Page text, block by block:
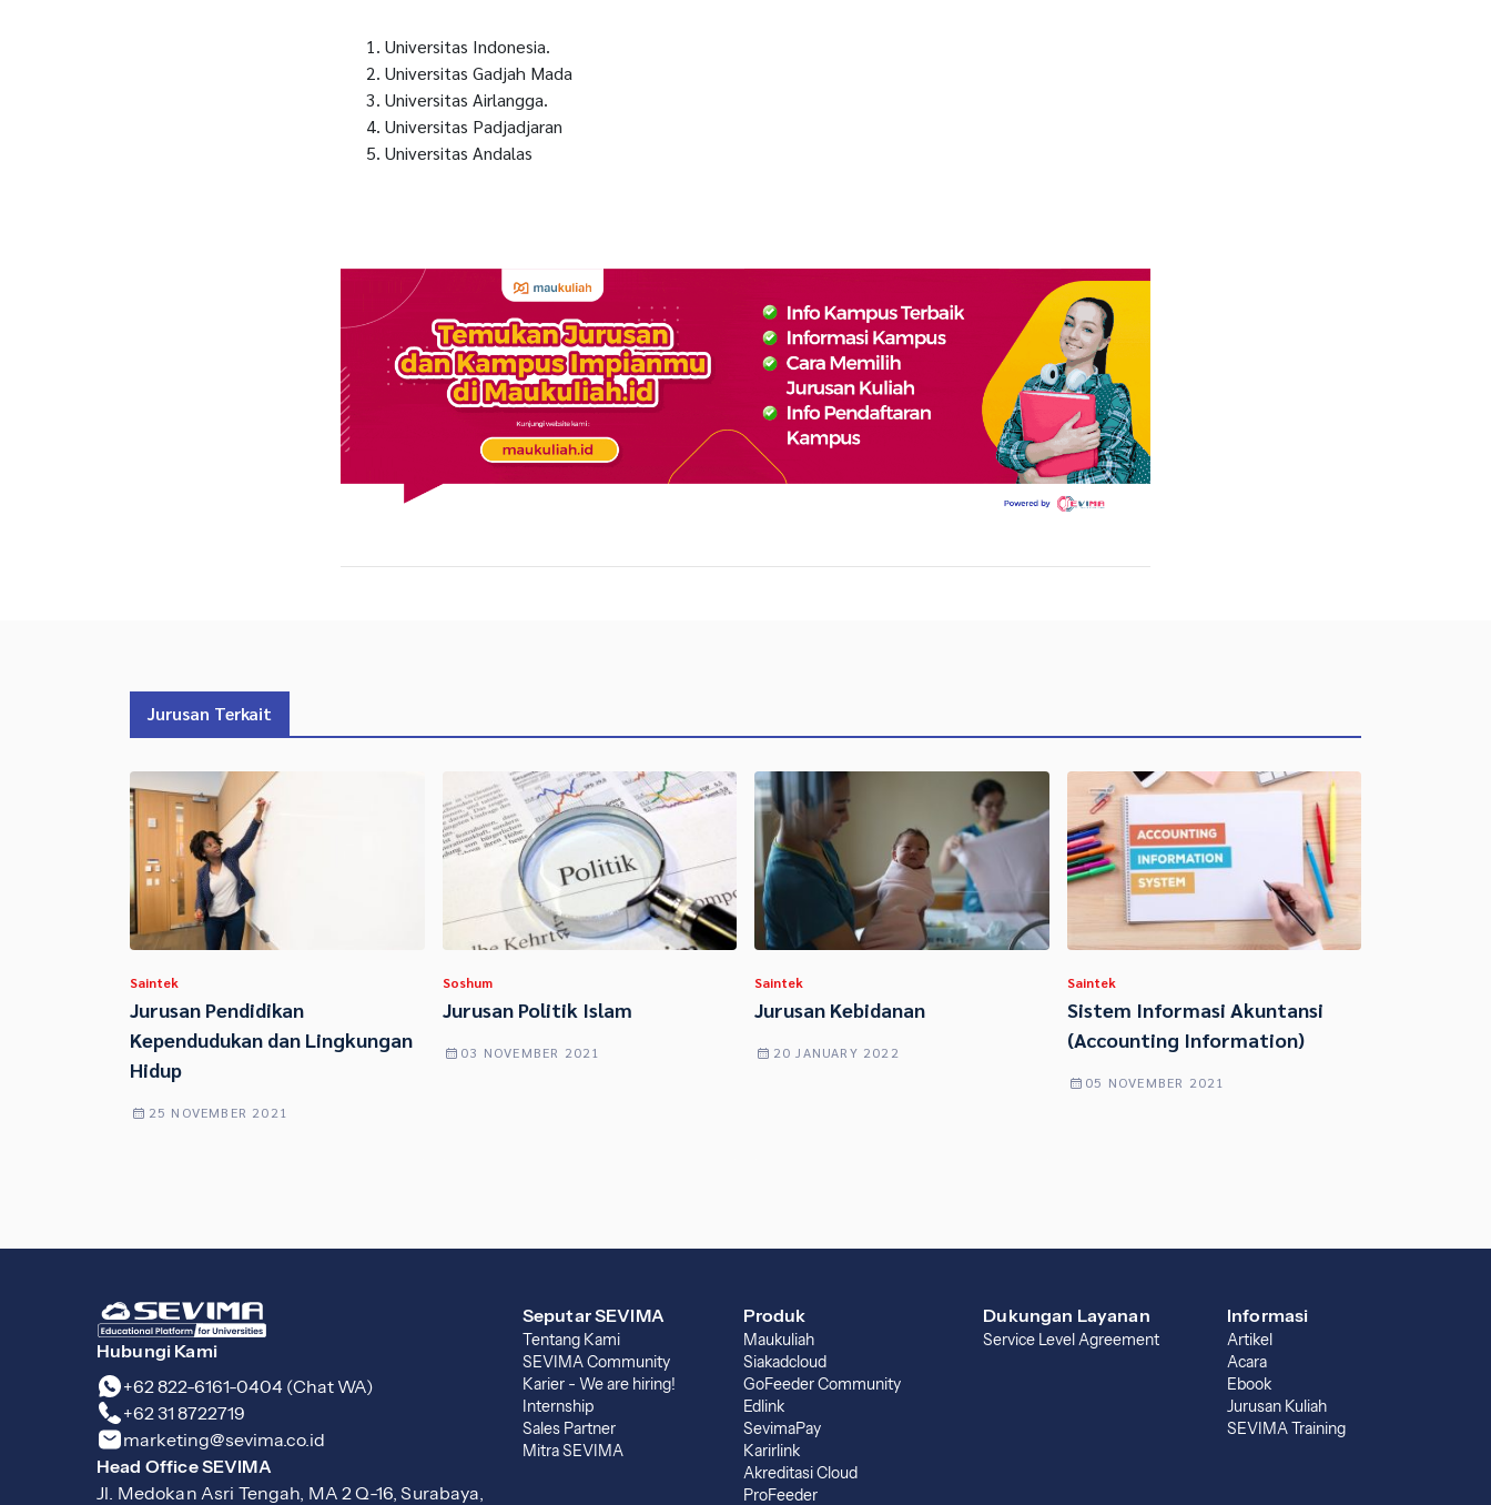
Universitas Indonesia.
Universitas Gadjah Mada
Universitas Airlangga.
Universitas Padjadjaran
Universitas Andalas
Jurusan Terkait
Saintek
Jurusan Pendidikan
Kependudukan dan Lingkungan
Hidup
25 NOVEMBER 2021
Soshum
Jurusan Politik Islam
03 NOVEMBER 2021
Saintek
Jurusan Kebidanan
20 JANUARY 2022
Saintek
Sistem Informasi Akuntansi
(Accounting Information)
05 NOVEMBER 2021
Hubungi Kami
+62 822-6161-0404 (Chat WA)
+62 31 8722719
marketing@sevima.co.id
Head Office SEVIMA
Jl. Medokan Asri Tengah, MA 2 Q-16, Surabaya,
Seputar SEVIMA
Tentang Kami
SEVIMA Community
Karier - We are hiring!
Internship
Sales Partner
Mitra SEVIMA
Produk
Maukuliah
Siakadcloud
GoFeeder Community
Edlink
SevimaPay
Karirlink
Akreditasi Cloud
ProFeeder
Dukungan Layanan
Service Level Agreement
Informasi
Artikel
Acara
Ebook
Jurusan Kuliah
SEVIMA Training